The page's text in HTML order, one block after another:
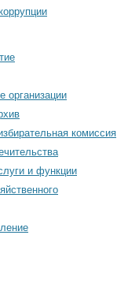
организации
комиссия
и функции